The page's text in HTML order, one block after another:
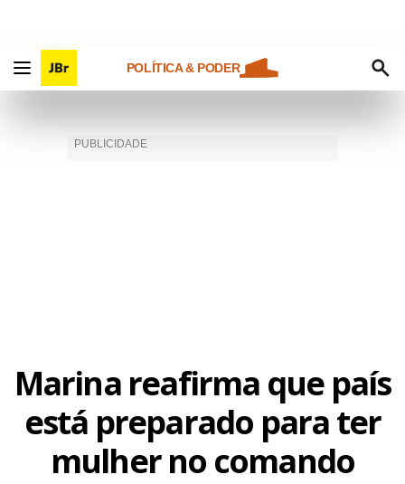
POLÍTICA & PODER
Marina reafirma que país
está preparado para ter
mulher no comando